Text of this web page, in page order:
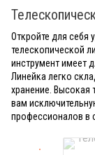
Откройте для себя
телескопической
инструмент имеет
Линейка легко
хранение. Высокая
вам
профессионалов в